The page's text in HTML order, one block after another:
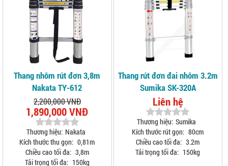
Thang nhôm rút đơn 3,8m
Nakata TY-612
2,200,000 VNĐ
1,890,000 VNĐ
Thương hiệu: Nakata
Kích thước thu gọn: 0,81m
Chiều cao tối đa: 3,8m
Tải trọng tối đa: 150kg
Thang rút đơn đai nhôm 3.2m
Sumika SK-320A
Liên hệ
Thương hiệu: Sumika
Kích thước rút gọn: 80cm
Chiều cao tối đa: 3.2m
Tải trọng tối đa: 150kg